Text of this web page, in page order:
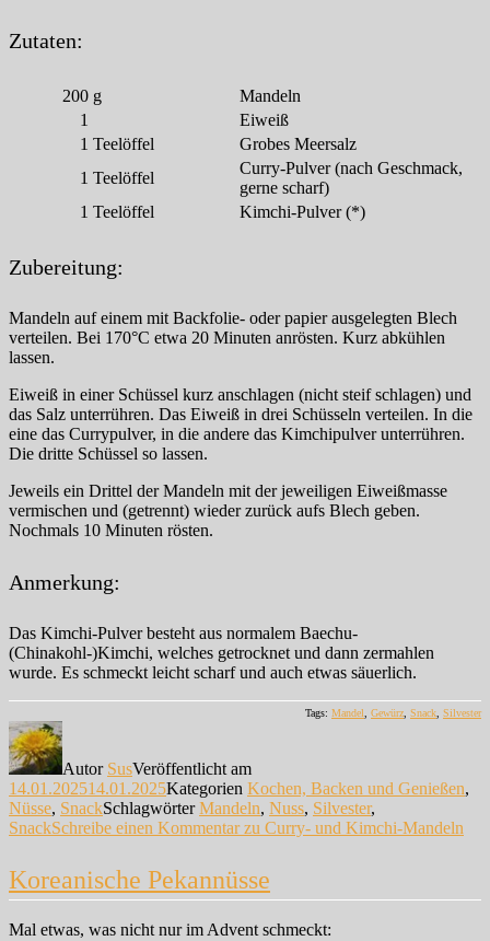
Zutaten:
200 g
Mandeln
1
Eiweiß
1 Teelöffel
Grobes Meersalz
1 Teelöffel
Curry-Pulver (nach Geschmack,
gerne scharf)
1 Teelöffel Kimchi-Pulver (*)
Zubereitung:
Mandeln auf einem mit Backfolie- oder papier ausgelegten Blech
verteilen. Bei 170°C etwa 20 Minuten anrösten. Kurz abkühlen
lassen.
Eiweiß in einer Schüssel kurz anschlagen (nicht steif schlagen) und
das Salz unterrühren. Das Eiweiß in drei Schüsseln verteilen. In die
eine das Currypulver, in die andere das Kimchipulver unterrühren.
Die dritte Schüssel so lassen.
Jeweils ein Drittel der Mandeln mit der jeweiligen Eiweißmasse
vermischen und (getrennt) wieder zurück aufs Blech geben.
Nochmals 10 Minuten rösten.
Anmerkung:
Das Kimchi-Pulver besteht aus normalem Baechu-
(Chinakohl-)Kimchi, welches getrocknet und dann zermahlen
wurde. Es schmeckt leicht scharf und auch etwas säuerlich.
Tags: Mandel, Gewürz, Snack, Silvester
Autor SusVeröffentlicht am
14.01.202514.01.2025Kategorien Kochen, Backen und Genießen,
Nüsse, SnackSchlagwörterMandeln, Nuss, Silvester,
SnackSchreibe einen Kommentarzu Curry- und Kimchi-Mandeln
Koreanische Pekannüsse
Mal etwas, was nicht nur im Advent schmeckt: